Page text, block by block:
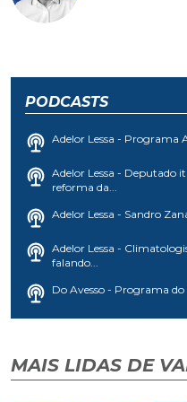
PODCASTS
Adelor Lessa - Programa
Adelor Lessa - Deputado
reforma da...
Adelor Lessa - Sandro
Adelor Lessa -
falando...
Do Avesso - Programa do
MAIS LIDAS DE